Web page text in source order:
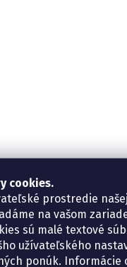
cookies.
prostredie
na vašom
sú malé textové
užívateľského
ponúk. Informácie